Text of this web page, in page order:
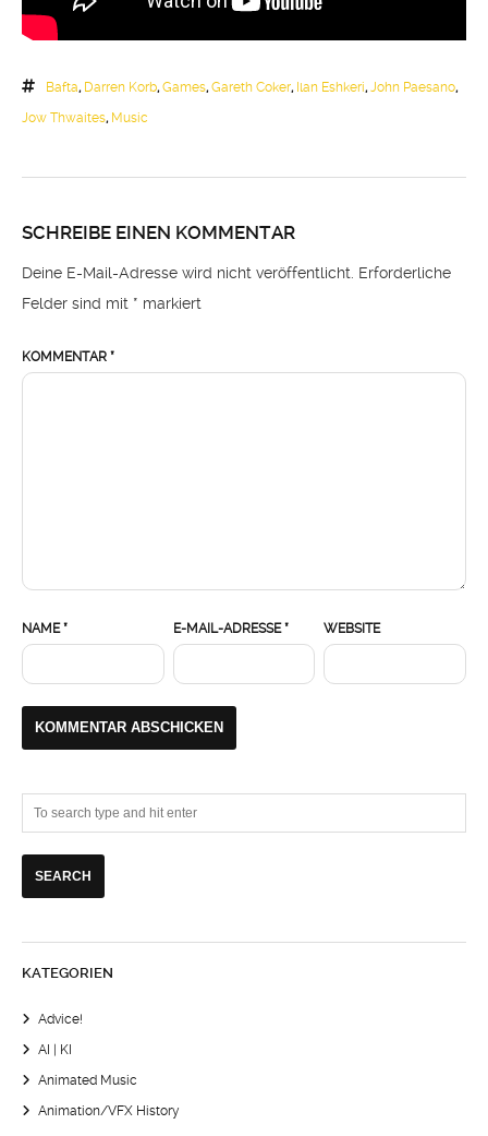
Bafta, Darren Korb,Games,Gareth Coker, Ilan Eshkeri,John Paesano,
Jow Thwaites, Music
SCHREIBE EINEN KOMMENTAR
Deine E-Mail-Adresse wird nicht veröffentlicht. Erforderliche
Felder sind mit * markiert
KOMMENTAR *
NAME* E-MAIL-ADRESSE* WEBSITE
KATEGORIEN
Advice!
AI | KI
Animated Music
Animation/VFX History